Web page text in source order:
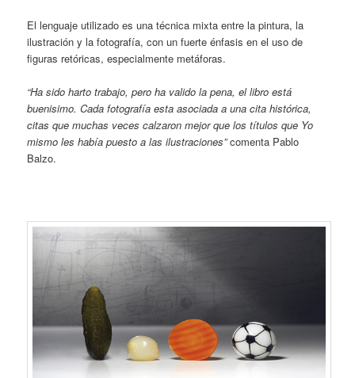
El lenguaje utilizado es una técnica mixta entre la pintura, la
ilustración y la fotografía, con un fuerte énfasis en el uso de
figuras retóricas, especialmente metáforas.
“Ha sido harto trabajo, pero ha valido la pena, el libro está
buenisimo. Cada fotografía esta asociada a una cita histórica,
citas que muchas veces calzaron mejor que los títulos que Yo
mismo les había puesto a las ilustraciones”comenta Pablo
Balzo.